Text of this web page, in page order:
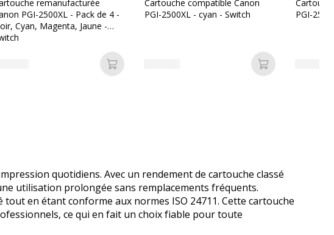
panier
remanufacturée
PGI-2500XL - Pack de 4 -
Cyan, Magenta, Jaune -
Ajouter au panier
Cartouche compatible Canon
PGI-2500XL - cyan - Switch
Ajouter au
PGI-
quotidiens. Avec un rendement de cartouche classé
utilisation prolongée sans remplacements fréquents.
en étant conforme aux normes ISO 24711. Cette cartouche
ce qui en fait un choix fiable pour toute